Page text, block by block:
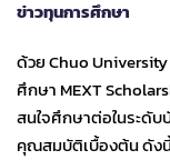
ข่าวทุนการศึกษา
ด้วย Chuo
ศึกษา MEXT
สนใจศึกษาต่อในระดั
คุณสมบัติเบื้องต้น ดัง